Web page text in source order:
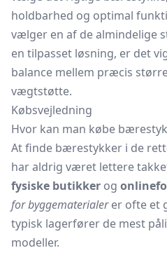
holdbarhed og optimal
vælger en af de almindelige
en tilpasset løsning, er det
balance mellem præcis
vægtstøtte.
Købsvejledning
Hvor kan man købe
At finde bærestykker i de
har aldrig været lettere
fysiske butikker og
for byggematerialerer ofte et
typisk lagerfører de mest
modeller.